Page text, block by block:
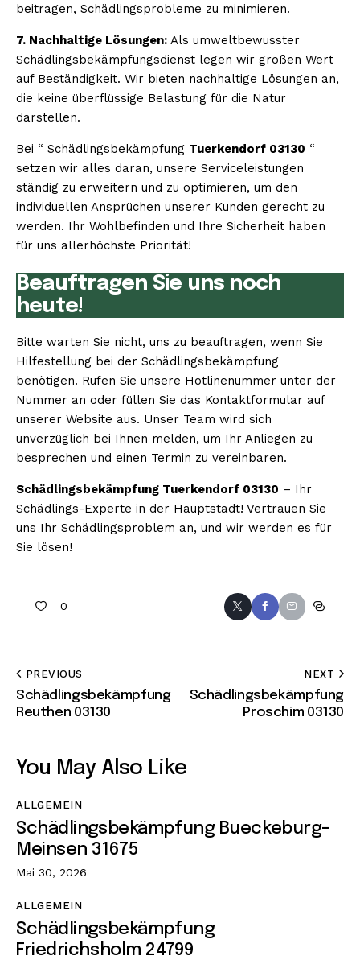
beitragen, Schädlingsprobleme zu minimieren.
7. Nachhaltige Lösungen: Als umweltbewusster
Schädlingsbekämpfungsdienst legen wir großen Wert
auf Beständigkeit. Wir bieten nachhaltige Lösungen an,
die keine überflüssige Belastung für die Natur
darstellen.
Bei “ Schädlingsbekämpfung Tuerkendorf 03130 “
setzen wir alles daran, unsere Serviceleistungen
ständig zu erweitern und zu optimieren, um den
individuellen Ansprüchen unserer Kunden gerecht zu
werden. Ihr Wohlbefinden und Ihre Sicherheit haben
für uns allerhöchste Priorität!
Beauftragen Sie uns noch
heute!
Bitte warten Sie nicht, uns zu beauftragen, wenn Sie
Hilfestellung bei der Schädlingsbekämpfung
benötigen. Rufen Sie unsere Hotlinenummer unter der
Nummer an oder füllen Sie das Kontaktformular auf
unserer Website aus. Unser Team wird sich
unverzüglich bei Ihnen melden, um Ihr Anliegen zu
besprechen und einen Termin zu vereinbaren.
Schädlingsbekämpfung Tuerkendorf 03130 – Ihr
Schädlings-Experte in der Hauptstadt! Vertrauen Sie
uns Ihr Schädlingsproblem an, und wir werden es für
Sie lösen!
0
PREVIOUS
Schädlingsbekämpfung
Reuthen 03130
NEXT
Schädlingsbekämpfung
Proschim 03130
You May Also Like
ALLGEMEIN
Schädlingsbekämpfung Bueckeburg-
Meinsen 31675
Mai 30, 2026
ALLGEMEIN
Schädlingsbekämpfung
Friedrichsholm 24799